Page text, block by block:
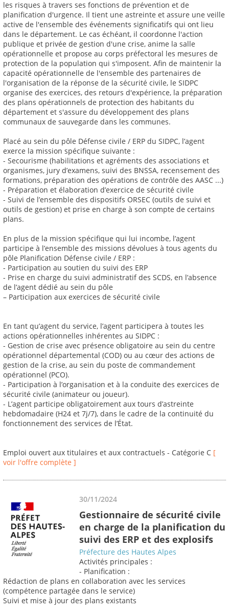
les risques à travers ses fonctions de prévention et de
planification d'urgence. Il tient une astreinte et assure une veille
active de l'ensemble des événements significatifs qui ont lieu
dans le département. Le cas échéant, il coordonne l'action
publique et privée de gestion d'une crise, anime la salle
opérationnelle et propose au corps préfectoral les mesures de
protection de la population qui s'imposent. Afin de maintenir la
capacité opérationnelle de l'ensemble des partenaires de
l'organisation de la réponse de la sécurité civile, le SIDPC
organise des exercices, des retours d'expérience, la préparation
des plans opérationnels de protection des habitants du
département et s'assure du développement des plans
communaux de sauvegarde dans les communes.
Placé au sein du pôle Défense civile / ERP du SIDPC, l’agent
exerce la mission spécifique suivante :
- Secourisme (habilitations et agréments des associations et
organismes, jury d’examens, suivi des BNSSA, recensement des
formations, préparation des opérations de contrôle des AASC ...)
- Préparation et élaboration d’exercice de sécurité civile
- Suivi de l’ensemble des dispositifs ORSEC (outils de suivi et
outils de gestion) et prise en charge à son compte de certains
plans.
En plus de la mission spécifique qui lui incombe, l’agent
participe à l’ensemble des missions dévolues à tous agents du
pôle Planification Défense civile / ERP :
- Participation au soutien du suivi des ERP
- Prise en charge du suivi administratif des SCDS, en l’absence
de l’agent dédié au sein du pôle
– Participation aux exercices de sécurité civile
En tant qu’agent du service, l’agent participera à toutes les
actions opérationnelles inhérentes au SIDPC :
- Gestion de crise avec présence obligatoire au sein du centre
opérationnel départemental (COD) ou au cœur des actions de
gestion de la crise, au sein du poste de commandement
opérationnel (PCO).
- Participation à l’organisation et à la conduite des exercices de
sécurité civile (animateur ou joueur).
- L’agent participe obligatoirement aux tours d’astreinte
hebdomadaire (H24 et 7j/7), dans le cadre de la continuité du
fonctionnement des services de l’État.
Emploi ouvert aux titulaires et aux contractuels - Catégorie C [
voir l'offre complète ]
30/11/2024
Gestionnaire de sécurité civile
en charge de la planification du
suivi des ERP et des explosifs
Préfecture des Hautes Alpes
Activités principales :
- Planification :
Rédaction de plans en collaboration avec les services
(compétence partagée dans le service)
Suivi et mise à jour des plans existants